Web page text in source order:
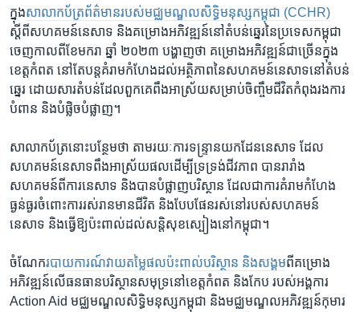
ក្នុង​សាលាកប័ត្រ​ព័ត៌មានរបស់​មជ្ឈមណ្ឌល​សិទ្ធិ​មនុស្សកម្ពុជា (CCHR)
ស្តីពី​សហគមន៍​នេសាទ និង​គម្រោង​អភិវឌ្ឍន៍​នៅ​តំបន់ឆ្នេរ​នៃ​ប្រទេស​កម្ពុជា
ចេញ​កាលពី​ខែមករា ឆ្នាំ​ ២០២៣ បង្ហាញ​ថា គម្រោង​អភិវឌ្ឍន៍ជាច្រើនក្នុង​
ខេត្តកំពត នៅ​តែ​បន្ត​គំរាម​កំហែង​ដល់​អត្ថិភាព​នៃ​សហគមន៍​នេសាទ​នៅ​តំបន់​
ឆ្នេរ ដោយសារ​តំបន់​ដែល​ពួកគេ​ពឹង​អាស្រ័យ​សម្រាប់​ចិញ្ចឹម​ជីវិតកំពុង​រង​ការ​
បំពាន និង​បំផ្លិច​បំផ្លាញ។
សាលាកប័ត្រ​នោះ​បន្ថែម​ថា តាម​រយៈការ​ទន្រ្ទាន​យក​ដែន​នេសាទ ​ដែល​
សហគមន៍​នេសាទពឹង​អាស្រ័យ​ផល​ដើម្បី​ទ្រទ្រង់​ជីវភាព បាន​រារាំង​
សហគមន៍ពីការនេសាទ និង​បាន​បំផ្លាញ​បរិស្ថាន​ ដែល​ជា​ការ​គំរាម​កំហែង​
ធ្ងន់ធ្ងរ​ចំពោះការ​រស់រានមាន​ជីវិត និង​បែបផែន​រស់នៅ​របស់​សហគមន៍​
នេសាទ និង​ធ្វើ​ឱ្យប៉ះពាល់​ដល់​សន្តិសុខស្បៀង​នៅ​កម្ពុជា។
ចំណែក​របាយការណ៍​វាយតម្លៃ​ផល​ប៉ះពាល់​បរិស្ថាន និង​សង្គមពី​គម្រោង​
អភិវឌ្ឍន៍​លើ​ធនធាន​បរិស្ថាន​សមុទ្រ​នៅ​ខេត្ត​កំពត និង​កែប របស់​អង្គការ​
Action Aid ​មជ្ឈមណ្ឌល​សិទ្ធិមនុស្ស​កម្ពុជា​ និង​មជ្ឈមណ្ឌល​អភិវឌ្ឍន៍​កុមារ